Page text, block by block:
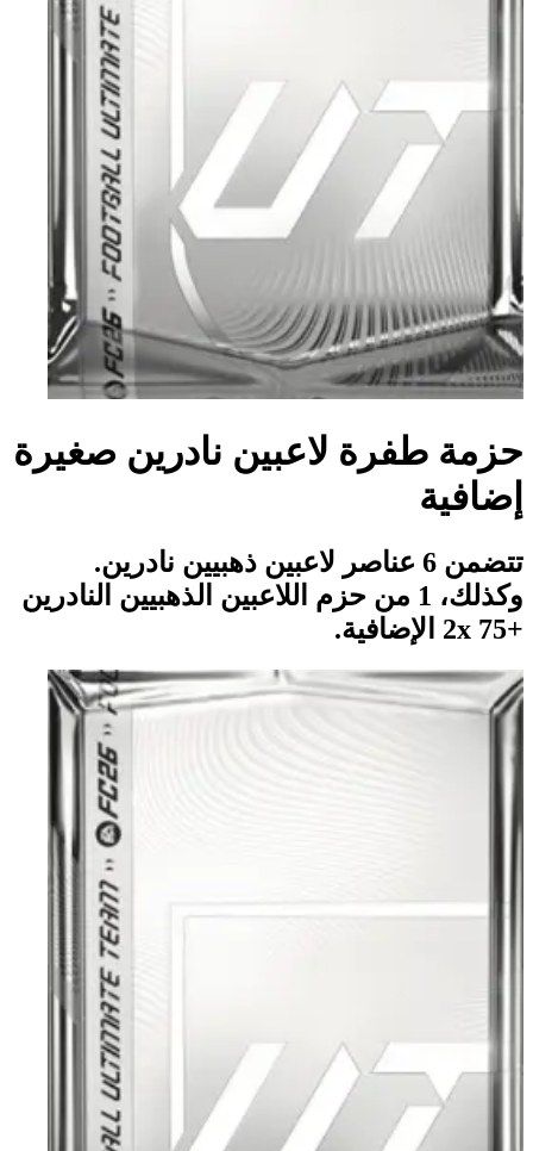
حزمة طفرة لاعبين نادرين صغيرة
إضافية
تتضمن 6 عناصر لاعبين ذهبيين نادرين.
وكذلك، 1 من حزم اللاعبين الذهبيين النادرين
+75 x‏2 الإضافية.